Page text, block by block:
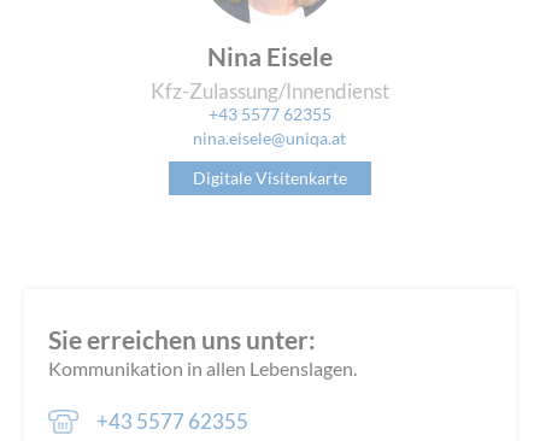
Nina Eisele
Kfz-Zulassung/Innendienst
+43 5577 62355
nina.eisele@uniqa.at
Digitale Visitenkarte
Sie erreichen uns unter:
Kommunikation in allen Lebenslagen.
+43 5577 62355